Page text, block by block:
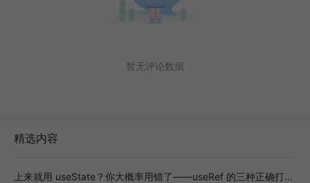
暂无评论数据
精选内容
上来就用 useState？你大概率用错了——useRef 的三种正确打开方式